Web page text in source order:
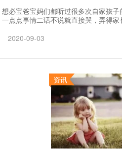
想必宝爸宝妈们都听过很多次自家孩
一点点事情二话不说就直接哭，弄得
2020-09-03
资讯